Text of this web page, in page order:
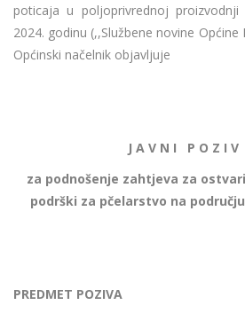
poticaja u poljoprivrednoj
2024. godinu (,,Službene novine
Općinski načelnik objavljuje
J A V N I P O Z I V
za podnošenje zahtjeva za
podrški za pčelarstvo na
PREDMET POZIVA